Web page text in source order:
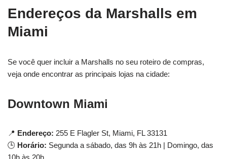
Endereços da Marshalls em
Miami
Se você quer incluir a Marshalls no seu roteiro de compras,
veja onde encontrar as principais lojas na cidade:
Downtown Miami
📍 Endereço: 255 E Flagler St, Miami, FL 33131
🕒 Horário: Segunda a sábado, das 9h às 21h | Domingo, das
10h às 20h